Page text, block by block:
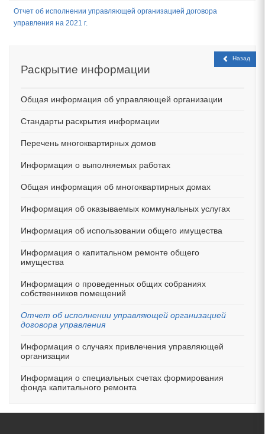
Отчет об исполнении управляющей организацией договора
управления на 2021 г.
Назад
Раскрытие информации
Общая информация об управляющей организации
Стандарты раскрытия информации
Перечень многоквартирных домов
Информация о выполняемых работах
Общая информация об многоквартирных домах
Информация об оказываемых коммунальных услугах
Информация об использовании общего имущества
Информация о капитальном ремонте общего
имущества
Информация о проведенных общих собраниях
собственников помещений
Отчет об исполнении управляющей организацией
договора управления
Информация о случаях привлечения управляющей
организации
Информация о специальных счетах формирования
фонда капитального ремонта